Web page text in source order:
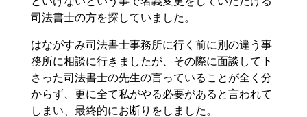
司法書士の方を探していました。
はながすみ司法書士事務所に行く前に別の違う事
務所に相談に行きましたが、その際に面談して下
さった司法書士の先生の言っていることが全く分
からず、更に全て私がやる必要があると言われて
しまい、最終的にお断りをしました。